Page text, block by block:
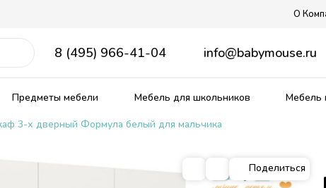
О
8 (495) 966-41-04 info@babymouse.ru
Распродажа мебели
Прованс
Кровати из массива
Предметы мебели
Столы и стулья для малышей
Мебель для школьников Мебель
Матрасы, текстиль
3-х дверный Формула белый для мальчика
Поделиться